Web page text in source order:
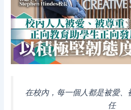
在校內，每一個人都是被愛、
任